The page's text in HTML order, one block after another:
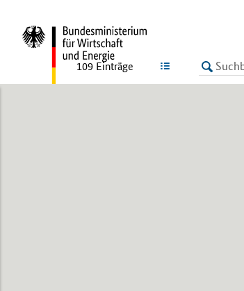
LISTE
109 Einträge